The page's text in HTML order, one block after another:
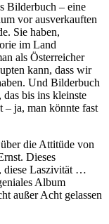
Bilderbuch – eine
vor ausverkauften
Sie haben,
im Land
als Österreicher
kann, dass wir
Und Bilderbuch
bis ins kleinste
ja, man könnte fast
die Attitüde von
Dieses
diese Laszivität …
Album
außer Acht gelassen